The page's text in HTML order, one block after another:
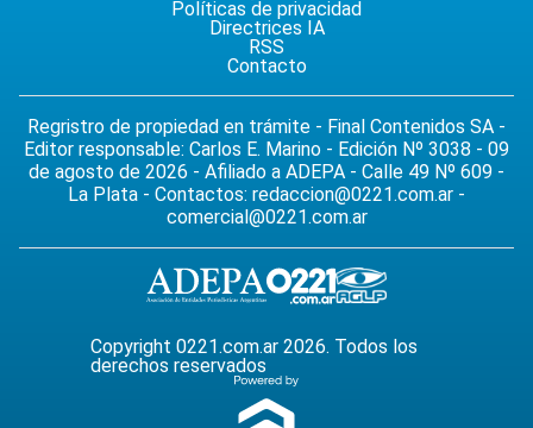
Políticas de privacidad
Directrices IA
RSS
Contacto
Regristro de propiedad en trámite - Final Contenidos SA -
Editor responsable: Carlos E. Marino - Edición Nº 3038 - 09
de agosto de 2026 - Afiliado a ADEPA - Calle 49 Nº 609 -
La Plata - Contactos: redaccion@0221.com.ar -
comercial@0221.com.ar
Copyright 0221.com.ar 2026. Todos los
derechos reservados